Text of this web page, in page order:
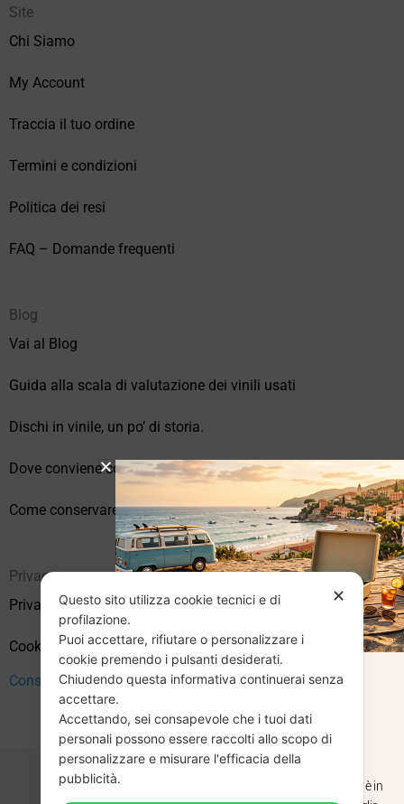
Site
Chi Siamo
My Account
Traccia il tuo ordine
Termini e condizioni
Politica dei resi
FAQ – Domande frequenti
Blog
Vai al Blog
Guida alla scala di valutazione dei vinili usati
Dischi in vinile, un po’ di storia.
Dove conviene comprare vinili online?
Come conservare correttamente i vinili usati
Privacy
Privacy Policy
Cookie Policy (UE)
Consenso
✕
Questo sito utilizza cookie tecnici e di
profilazione.
Puoi accettare, rifiutare o personalizzare i
cookie premendo i pulsanti desiderati.
Chiudendo questa informativa continuerai senza
accettare.
Accettando, sei consapevole che i tuoi dati
personali possono essere raccolti allo scopo di
personalizzare e misurare l'efficacia della
pubblicità.
CHIUSURA
ESTIVA
Dal 29 luglio al 31 agosto venditaviniliusati.it è in